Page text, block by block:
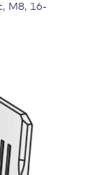
M8, 16-